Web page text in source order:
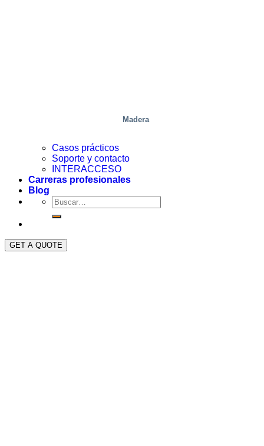
Madera
Casos prácticos
Soporte y contacto
INTERACCESO
Carreras profesionales
Blog
GET A QUOTE